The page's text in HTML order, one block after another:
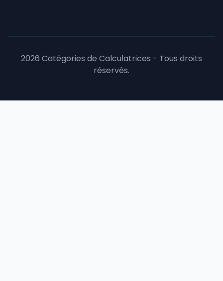
2026 Catégories de Calculatrices - Tous droits
réservés.